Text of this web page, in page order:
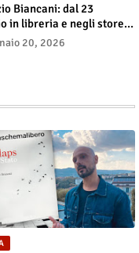
Biancani: dal 23
in libreria e negli store
del suono.
20, 2026